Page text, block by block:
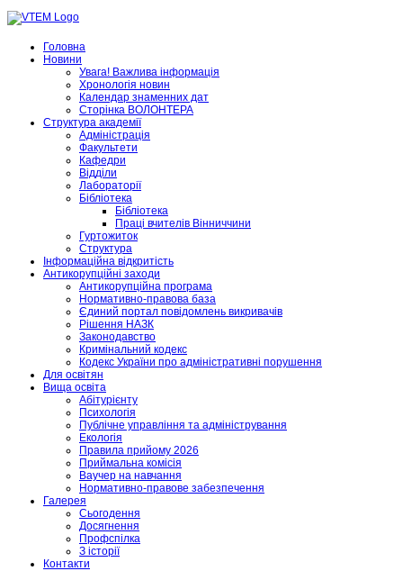
Головна
Новини
Увага! Важлива інформація
Хронологія новин
Календар знаменних дат
Сторінка ВОЛОНТЕРА
Структура академії
Адміністрація
Факультети
Кафедри
Відділи
Лабораторії
Бібліотека
Бібліотека
Праці вчителів Вінниччини
Гуртожиток
Структура
Інформаційна відкритість
Антикорупційні заходи
Антикорупційна програма
Нормативно-правова база
Єдиний портал повідомлень викривачів
Рішення НАЗК
Законодавство
Кримінальний кодекс
Кодекс України про адміністративні порушення
Для освітян
Вища освіта
Абітурієнту
Психологія
Публічне управління та адміністрування
Екологія
Правила прийому 2026
Приймальна комісія
Ваучер на навчання
Нормативно-правове забезпечення
Галерея
Сьогодення
Досягнення
Профспілка
З історії
Контакти